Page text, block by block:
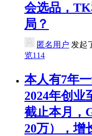
会选品，
局？
匿名用户 发起
览114
本人有7年
2024年创业
截止本月，
20万），增